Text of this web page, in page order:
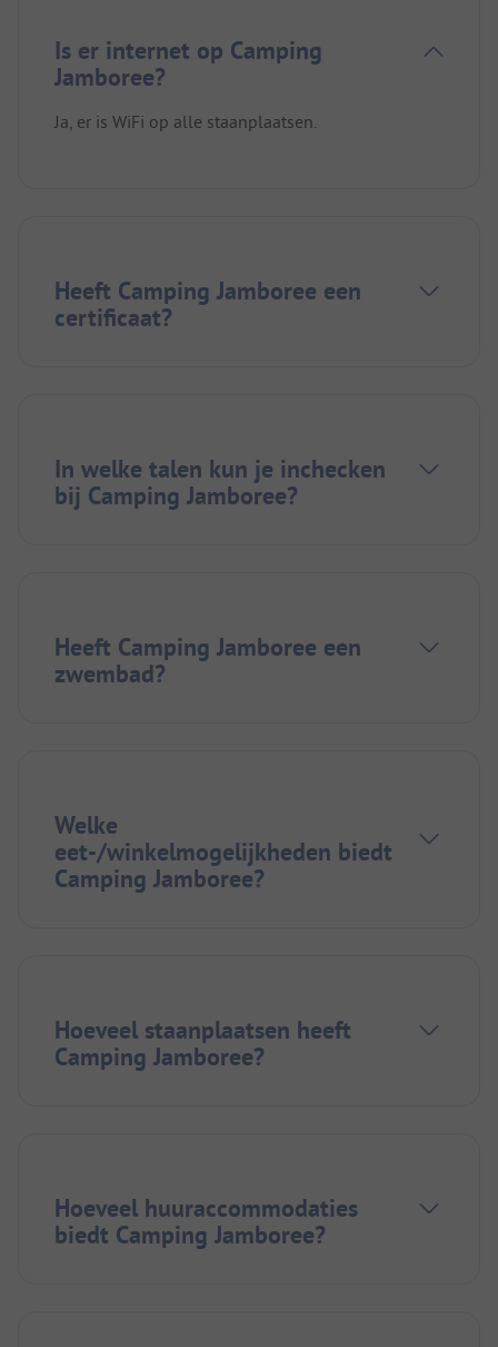
Is er internet op Camping
Jamboree?
Ja, er is WiFi op alle staanplaatsen.
Heeft Camping Jamboree een
certificaat?
In welke talen kun je inchecken
bij Camping Jamboree?
Heeft Camping Jamboree een
zwembad?
Welke
eet-/winkelmogelijkheden biedt
Camping Jamboree?
Hoeveel staanplaatsen heeft
Camping Jamboree?
Hoeveel huuraccommodaties
biedt Camping Jamboree?